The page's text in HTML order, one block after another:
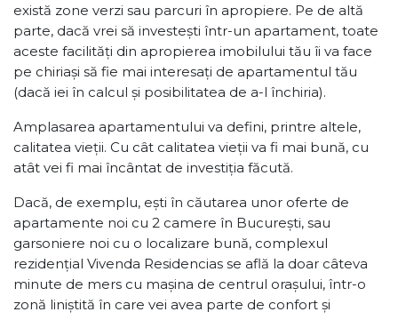
există zone verzi sau parcuri în apropiere. Pe de altă
parte, dacă vrei să investești într-un apartament, toate
aceste facilități din apropierea imobilului tău îi va face
pe chiriași să fie mai interesați de apartamentul tău
(dacă iei în calcul și posibilitatea de a-l închiria).
Amplasarea apartamentului va defini, printre altele,
calitatea vieții. Cu cât calitatea vieții va fi mai bună, cu
atât vei fi mai încântat de investiția făcută.
Dacă, de exemplu, ești în căutarea unor oferte de
apartamente noi cu 2 camere în București, sau
garsoniere noi cu o localizare bună, complexul
rezidențial Vivenda Residencias se află la doar câteva
minute de mers cu mașina de centrul orașului, într-o
zonă liniștită în care vei avea parte de confort și